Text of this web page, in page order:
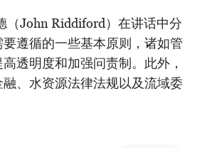
（John Riddiford）在讲话中分
遵循的一些基本原则，诸如管
透明度和加强问责制。此外，
、水资源法律法规以及流域委